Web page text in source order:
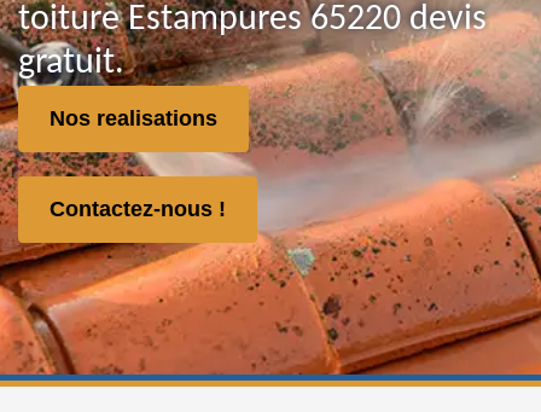
toiture Estampures 65220 devis
gratuit.
Nos realisations
Contactez-nous !